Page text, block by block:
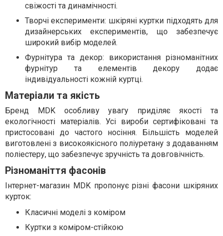
свіжості та динамічності.
Творчі експерименти: шкіряні куртки підходять для
дизайнерських експериментів, що забезпечує
широкий вибір моделей.
Фурнітура та декор: використання різноманітних
фурнітур та елементів декору додає
індивідуальності кожній куртці.
Матеріали та якість
Бренд MDK особливу увагу приділяє якості та
екологічності матеріалів. Усі вироби сертифіковані та
пристосовані до частого носіння. Більшість моделей
виготовлені з високоякісного поліуретану з додаванням
поліестеру, що забезпечує зручність та довговічність.
Різноманіття фасонів
Інтернет-магазин MDK пропонує різні фасони шкіряних
курток:
Класичні моделі з коміром
Куртки з коміром-стійкою